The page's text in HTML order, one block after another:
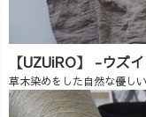
【UZUiRO】 -ウズ
草木染めをした自然な優し